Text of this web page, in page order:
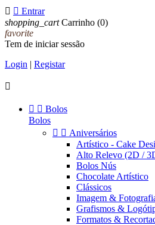
  Entrar
shopping_cart Carrinho (0)
favorite
Tem de iniciar sessão
Login | Registar

  Bolos
Bolos
  Aniversários
Artístico - Cake
Alto Relevo (2D /
Bolos Nús
Chocolate Artístico
Clássicos
Imagem &
Grafismos &
Formatos &